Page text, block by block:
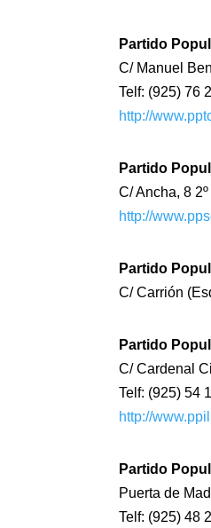
Partido
C/ Manuel
Telf: (925) 76
http://
Partido
C/ Ancha, 8
http://
Partido
C/ Carrión
Partido
C/ Cardenal
Telf: (925) 54
http://
Partido
Puerta de
Telf: (925) 48